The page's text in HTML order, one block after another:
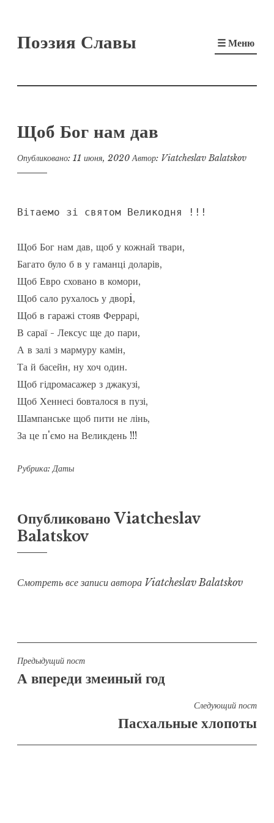
к
Поэзия Славы ☰ Меню
Щоб Бог нам дав
Опубликовано: 11 июня, 2020Автор: Viatcheslav Balatskov
Вiтаемо зi святом Великодня !!!
Щоб Бог нам дав, щоб у кожнай твари,
Багато було б в у гаманці доларів,
Щоб Евро сховано в комори,
Щоб сало рухалось у дворi,
Щоб в гаражі стояв Феррарі,
В сараї - Лексус ще до пари,
А в залі з мармуру камін,
Та й басейн, ну хоч один.
Щоб гідромасажер з джакузі,
Щоб Хеннесі бовталося в пузі,
Шампанське щоб пити не лінь,
Рубрика:Даты
ОпубликованоViatcheslav
Balatskov
Смотреть все записи автора Viatcheslav Balatskov
Навигация
по
Предыдущий пост
А впереди змеиный год
Следующий пост
Пасхальные хлопоты